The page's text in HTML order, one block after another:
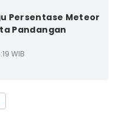
Persentase Meteor
Pandangan
WIB